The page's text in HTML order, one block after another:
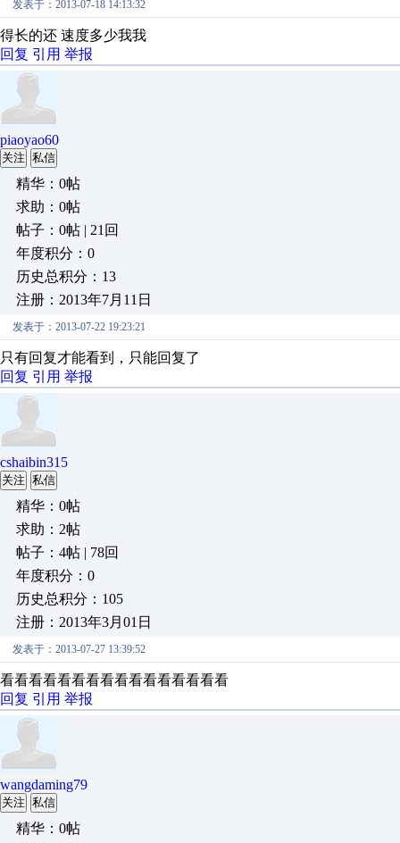
发表于：2013-07-18 14:13:32
得长的还 速度多少我我
回复 引用 举报
piaoyao60
关注 私信
精华：0帖
求助：0帖
帖子：0帖 | 21回
年度积分：0
历史总积分：13
注册：2013年7月11日
发表于：2013-07-22 19:23:21
只有回复才能看到，只能回复了
回复 引用 举报
cshaibin315
关注 私信
精华：0帖
求助：2帖
帖子：4帖 | 78回
年度积分：0
历史总积分：105
注册：2013年3月01日
发表于：2013-07-27 13:39:52
看看看看看看看看看看看看看看看看
回复 引用 举报
wangdaming79
关注 私信
精华：0帖